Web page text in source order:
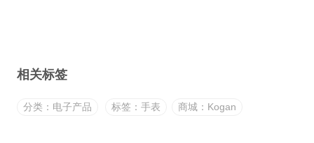
相关标签
分类：电子产品 标签：手表 商城：Kogan